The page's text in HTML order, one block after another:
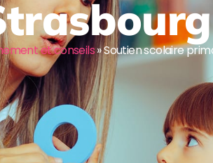
et conseils»Soutien scolaire